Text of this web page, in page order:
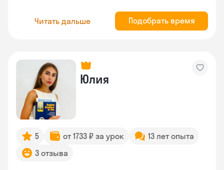
Читать дальше Подобрать время
Юлия
5 от 1733 ₽ за урок
13 лет опыта
3 отзыва